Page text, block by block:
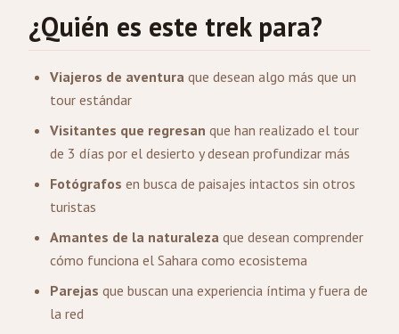
¿Quién es este trek para?
Viajeros de aventura que desean algo más que un
tour estándar
Visitantes que regresan que han realizado el tour
de 3 días por el desierto y desean profundizar más
Fotógrafos en busca de paisajes intactos sin otros
turistas
Amantes de la naturaleza que desean comprender
cómo funciona el Sahara como ecosistema
Parejas que buscan una experiencia íntima y fuera de
la red